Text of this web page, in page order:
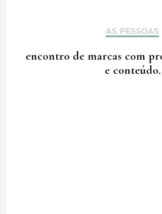
AS PESSOAS
encontro de marcas com
e conteúdo.